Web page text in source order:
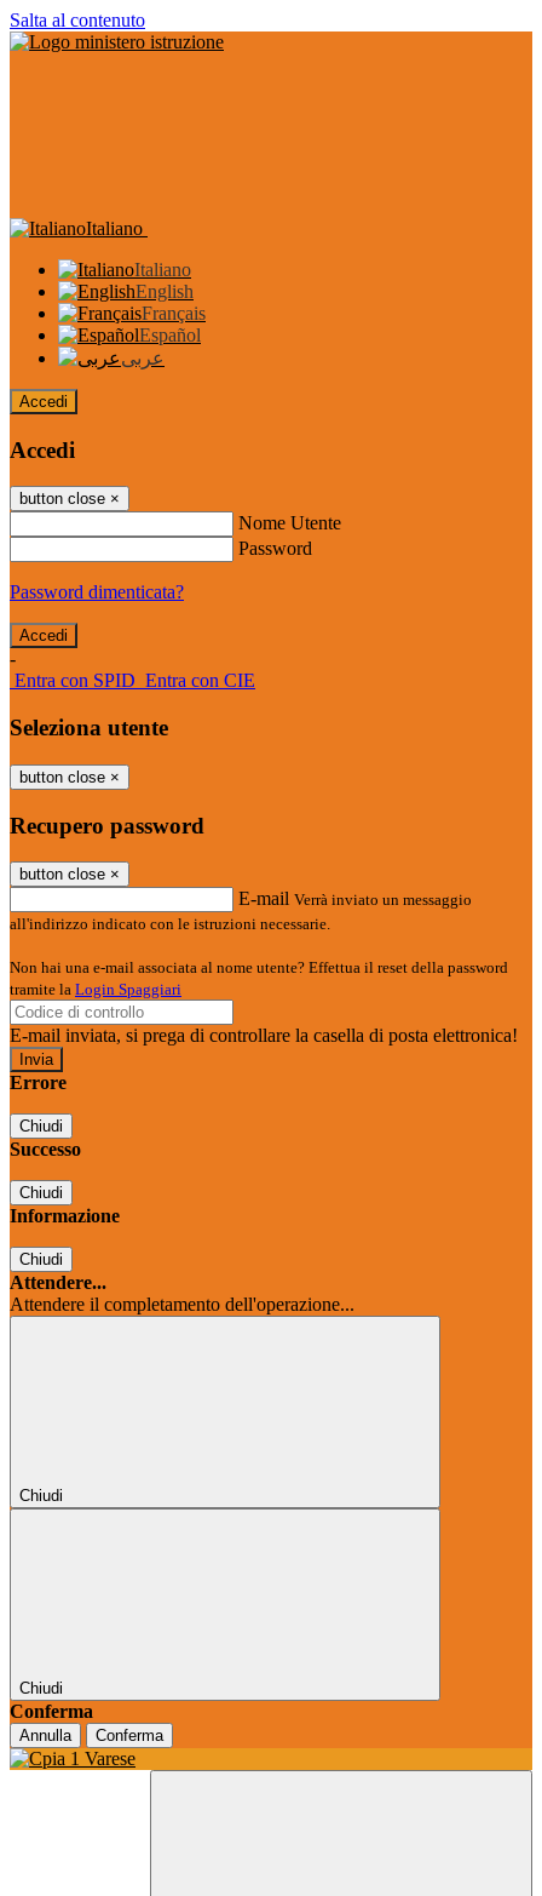
Salta al contenuto
Italiano
Italiano
English
Français
Español
عربى
Accedi
Accedi
button close ×
Nome Utente
Password
Password dimenticata?
-
Entra con SPID Entra con CIE
Seleziona utente
button close ×
Recupero password
button close ×
E-mail Verrà inviato un messaggio
all'indirizzo indicato con le istruzioni necessarie.
Non hai una e-mail associata al nome utente? Effettua il reset della password
tramite la Login Spaggiari
E-mail inviata, si prega di controllare la casella di posta elettronica!
Errore
Chiudi
Successo
Chiudi
Informazione
Chiudi
Attendere...
Attendere il completamento dell'operazione...
Chiudi
Chiudi
Conferma
Annulla Conferma